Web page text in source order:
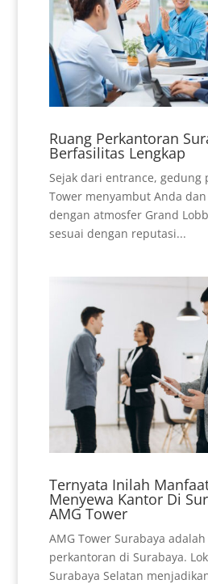
Ruang Perkantoran
Berfasilitas Lengkap
Sejak dari entrance, gedung
Tower menyambut Anda
dengan atmosfer Grand
sesuai dengan reputasi...
Ternyata Inilah
Menyewa Kantor Di
AMG Tower
AMG Tower Surabaya
perkantoran di Surabaya.
Surabaya Selatan